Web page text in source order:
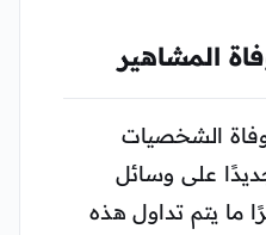
المشاهير
الشخصيات
على وسائل
ما يتم تداول هذه